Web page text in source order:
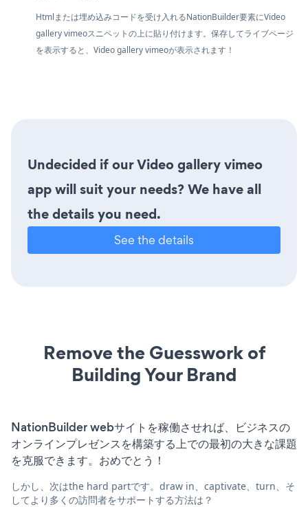
Htmlまたは埋め込みコードを受け入れるNationBuilder要素にVideo
gallery vimeoスニペットの上に貼り付けます。保存してライブページ
を表示すると、Video gallery vimeoが表示されます！
Undecided if our Video gallery vimeo
app will suit your needs? We have all
the details you need.
See the details
Remove the Guesswork of
Building Your Brand
NationBuilder webサイトを稼働させれば、ビジネスの
オンラインプレゼンスを構築する上での最初の大きな課題
を克服できます。おめでとう！
しかし、次はthe hard partです。draw in、captivate、turn、そ
してより多くの訪問者をサポートする方法は？